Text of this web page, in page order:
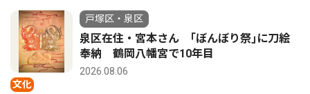
文化
戸塚区・泉区
泉区在住・宮本さん ｢ぼんぼり祭｣に刀絵
奉納 鶴岡八幡宮で10年目
2026.08.06